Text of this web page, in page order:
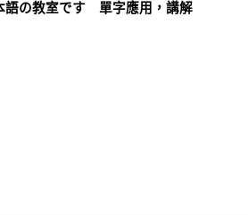
の教室です 單字應用，講解